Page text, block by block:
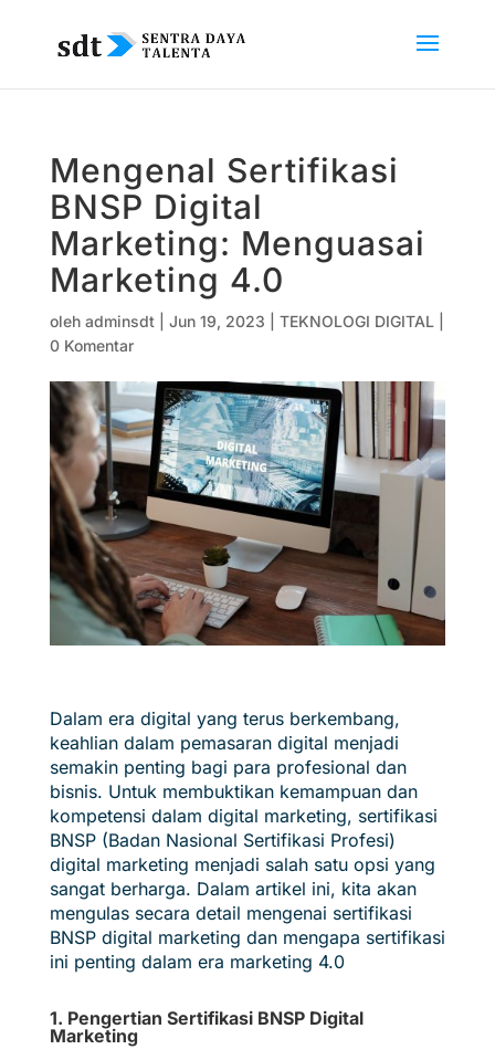
Mengenal Sertifikasi
BNSP Digital
Marketing: Menguasai
Marketing 4.0
oleh adminsdt| Jun 19, 2023 TEKNOLOGI DIGITAL
0 Komentar
Dalam era digital yang terus berkembang,
keahlian dalam pemasaran digital menjadi
semakin penting bagi para profesional dan
bisnis. Untuk membuktikan kemampuan dan
kompetensi dalam digital marketing, sertifikasi
BNSP (Badan Nasional Sertifikasi Profesi)
digital marketing menjadi salah satu opsi yang
sangat berharga. Dalam artikel ini, kita akan
mengulas secara detail mengenai sertifikasi
BNSP digital marketing dan mengapa sertifikasi
ini penting dalam era marketing 4.0
1. Pengertian Sertifikasi BNSP Digital
Marketing